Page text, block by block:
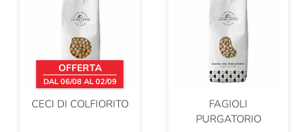
OFFERTA
DAL 06/08 AL 02/09
CECI DI COLFIORITO
FAGIOLI
PURGATORIO